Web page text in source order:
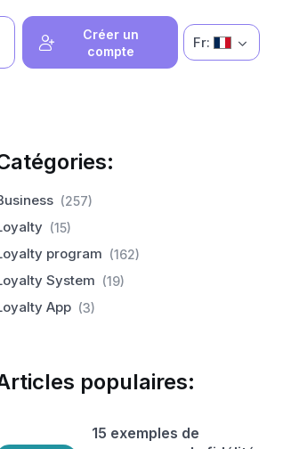
Créer un
compte
Fr:
(257)
(15)
program (162)
System (19)
App (3)
populaires:
15 exemples de